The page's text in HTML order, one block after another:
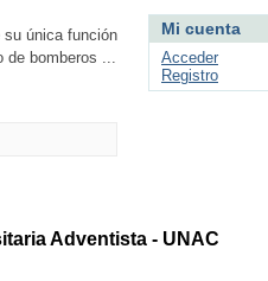
su única función
de bomberos ...
Mi cuenta
Acceder
Registro
Adventista - UNAC